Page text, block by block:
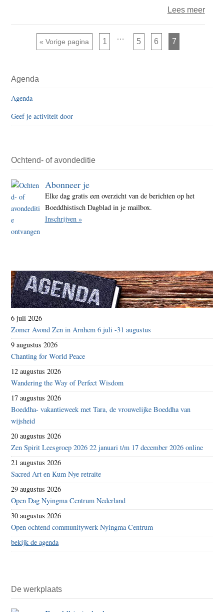
Lees meerover
«Ga naar
Vorige pagina Pagina
1
Interim
pagina's
… Pagina
5 Pagina
6 Pagina
7
Sidebar
Agenda
Agenda
Geef je activiteit door
Ochtend- of avondeditie
Abonneer je
Elke dag gratis een overzicht van de berichten op het
Boeddhistisch Dagblad in je mailbox.
Inschrijven »
6 juli 2026
Zomer Avond Zen in Arnhem 6 juli -31 augustus
9 augustus 2026
Chanting for World Peace
12 augustus 2026
Wandering the Way of Perfect Wisdom
17 augustus 2026
Boeddha- vakantieweek met Tara, de vrouwelijke Boeddha van
wijsheid
20 augustus 2026
Zen Spirit Leesgroep 2026 22 januari t/m 17 december 2026 online
21 augustus 2026
Sacred Art en Kum Nye retraite
29 augustus 2026
Open Dag Nyingma Centrum Nederland
30 augustus 2026
Open ochtend communitywerk Nyingma Centrum
bekijk de agenda
De werkplaats